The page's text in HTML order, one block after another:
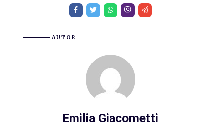
AUTOR
Emilia Giacometti